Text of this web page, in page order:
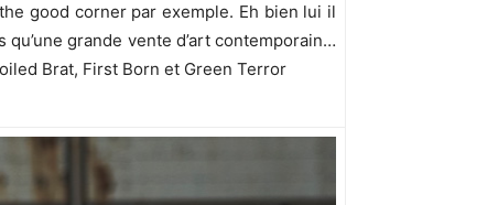
good corner par exemple. Eh bien lui il
grande vente d’art contemporain…
Brat, First Born et Green Terror